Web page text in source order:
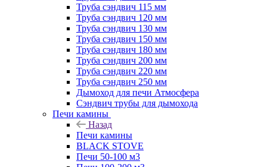
Труба сэндвич 115 мм
Труба сэндвич 120 мм
Труба сэндвич 130 мм
Труба сэндвич 150 мм
Труба сэндвич 180 мм
Труба сэндвич 200 мм
Труба сэндвич 220 мм
Труба сэндвич 250 мм
Дымоход для печи Атмосфера
Сэндвич трубы для дымохода
Печи камины
Назад
Печи камины
BLACK STOVE
Печи 50-100 м3